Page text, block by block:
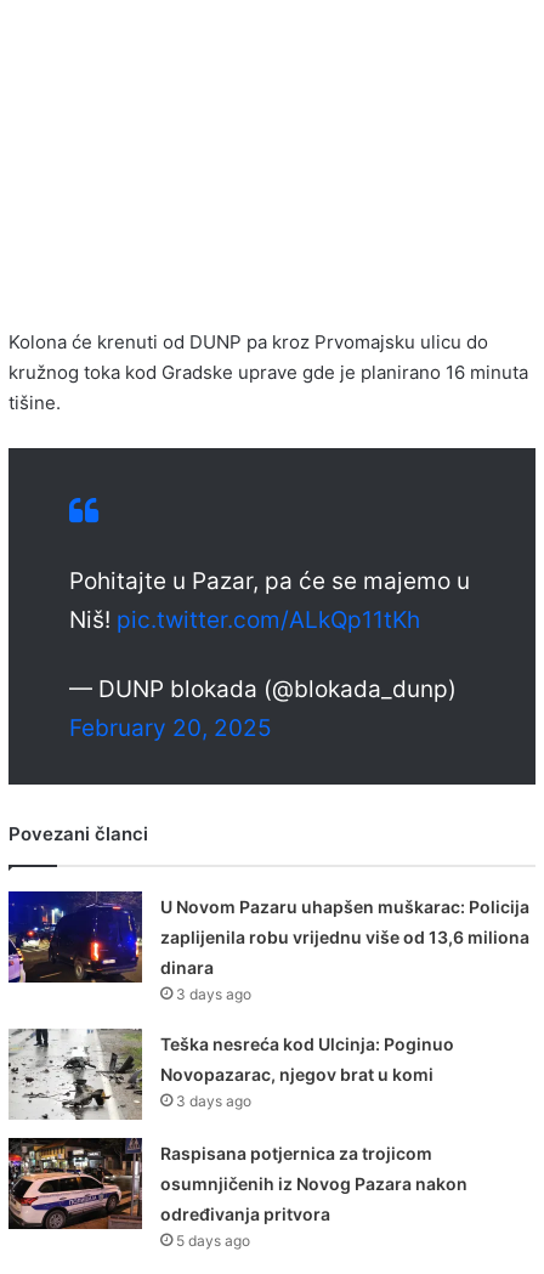
Kolona će krenuti od DUNP pa kroz Prvomajsku ulicu do
kružnog toka kod Gradske uprave gde je planirano 16 minuta
tišine.
Pohitajte u Pazar, pa će se majemo u
Niš! pic.twitter.com/ALkQp11tKh
— DUNP blokada (@blokada_dunp)
February 20, 2025
Povezani članci
U Novom Pazaru uhapšen muškarac: Policija
zaplijenila robu vrijednu više od 13,6 miliona
dinara
3 days ago
Teška nesreća kod Ulcinja: Poginuo
Novopazarac, njegov brat u komi
3 days ago
Raspisana potjernica za trojicom
osumnjičenih iz Novog Pazara nakon
određivanja pritvora
5 days ago